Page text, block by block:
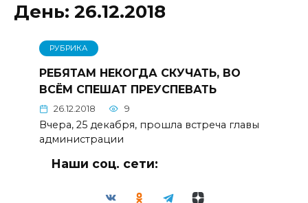
День: 26.12.2018
РУБРИКА
РЕБЯТАМ НЕКОГДА СКУЧАТЬ, ВО
ВСЁМ СПЕШАТ ПРЕУСПЕВАТЬ
26.12.2018 9
Вчера, 25 декабря, прошла встреча главы
администрации
Наши соц. сети: